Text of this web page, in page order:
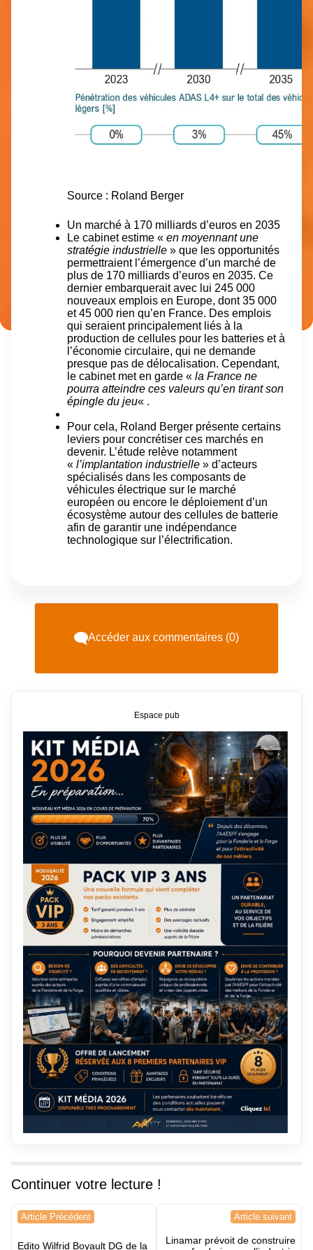
Source : Roland Berger
Un marché à 170 milliards d’euros en 2035
Le cabinet estime « en moyennant une
stratégie industrielle » que les opportunités
permettraient l’émergence d’un marché de
plus de 170 milliards d’euros en 2035. Ce
dernier embarquerait avec lui 245 000
nouveaux emplois en Europe, dont 35 000
et 45 000 rien qu’en France. Des emplois
qui seraient principalement liés à la
production de cellules pour les batteries et à
l’économie circulaire, qui ne demande
presque pas de délocalisation. Cependant,
le cabinet met en garde « la France ne
pourra atteindre ces valeurs qu’en tirant son
épingle du jeu« .
Pour cela, Roland Berger présente certains
leviers pour concrétiser ces marchés en
devenir. L’étude relève notamment
« l’implantation industrielle » d’acteurs
spécialisés dans les composants de
véhicules électrique sur le marché
européen ou encore le déploiement d’un
écosystème autour des cellules de batterie
afin de garantir une indépendance
technologique sur l’électrification.
Accéder aux commentaires (0)
Espace pub
Continuer votre lecture !
Navigation
Article Précédent
Edito Wilfrid Boyault DG de la
Article suivant
Linamar prévoit de construire